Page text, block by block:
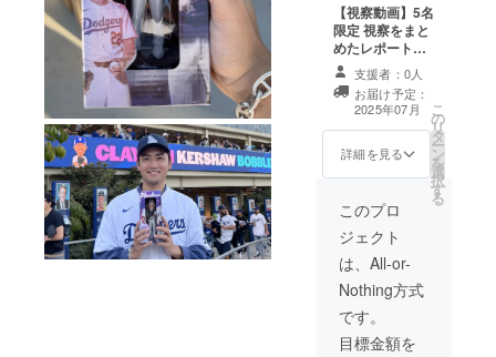
【視察動画】5名
限定 視察をまと
めたレポート動
画をお送りしま
す 【あなたの声
がツアーに反
映！視察前座談
会】 実際にLAへ
視察をする前に
察するのか？」
「こんな所を見
てきて欲しい」
「公共バスの安
全性も動画で撮
影してきて欲し
い」など、あら
ゆる要望をこの
座談会でヒアリ
支援者：0人
お届け予定：
2025年07月
詳細を見る
こ
の
リ
タ
ー
ン
を
選
択
す
る
このプロ
ジェクト
は、All-or-
Nothing方式
です。
目標金額を